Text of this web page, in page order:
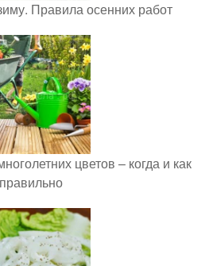
Правила осенних работ
цветов – когда и как
правильно